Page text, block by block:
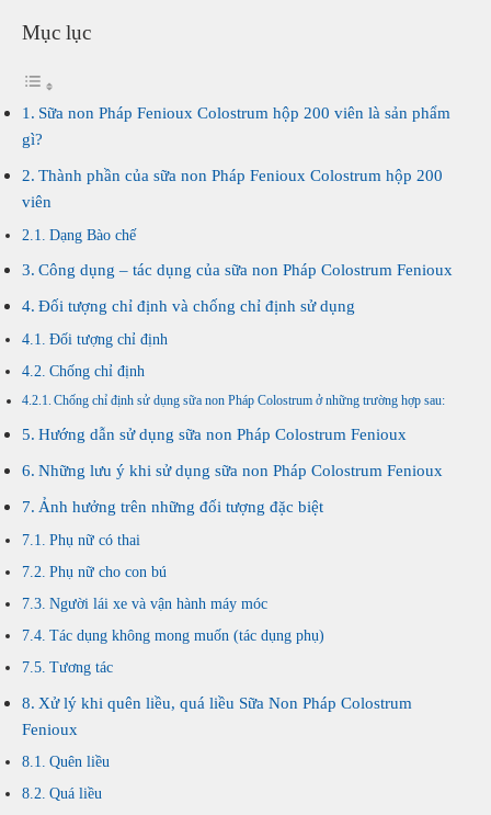
Mục lục
Sữa non Pháp Fenioux Colostrum hộp 200 viên là sản phẩm
gì?
Thành phần của sữa non Pháp Fenioux Colostrum hộp 200
viên
Dạng Bào chế
Công dụng – tác dụng của sữa non Pháp Colostrum Fenioux
Đối tượng chỉ định và chống chỉ định sử dụng
Đối tượng chỉ định
Chống chỉ định
Chống chỉ định sử dụng sữa non Pháp Colostrum ở những trường hợp sau:
Hướng dẫn sử dụng sữa non Pháp Colostrum Fenioux
Những lưu ý khi sử dụng sữa non Pháp Colostrum Fenioux
Ảnh hưởng trên những đối tượng đặc biệt
Phụ nữ có thai
Phụ nữ cho con bú
Người lái xe và vận hành máy móc
Tác dụng không mong muốn (tác dụng phụ)
Tương tác
Xử lý khi quên liều, quá liều Sữa Non Pháp Colostrum
Fenioux
Quên liều
Quá liều